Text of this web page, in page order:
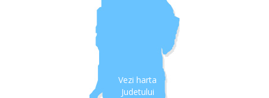
Vezi harta
Judetului